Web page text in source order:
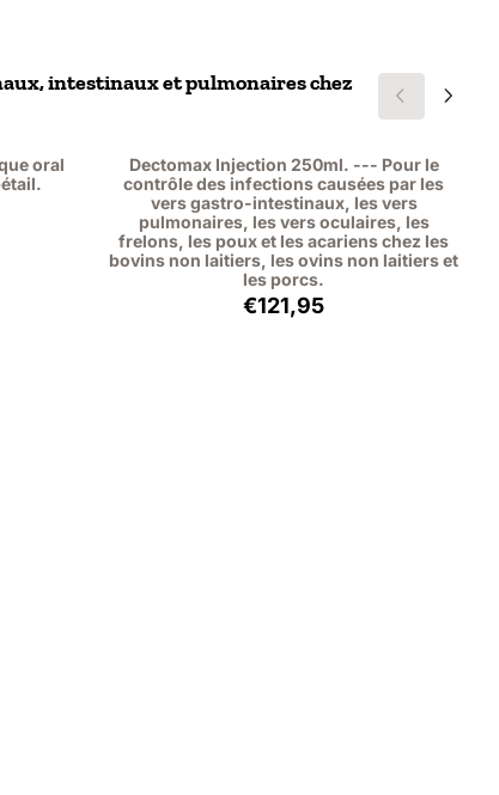
intestinaux et pulmonaires chez
oral
TVA : 55,00
Dectomax Injection 250ml. --- Pour le
contrôle des infections causées par les
vers gastro-intestinaux, les vers
pulmonaires, les vers oculaires, les
frelons, les poux et les acariens chez les
bovins non laitiers, les ovins non laitiers et
les porcs.
Prix: 121,95, hors TVA :
€121,95